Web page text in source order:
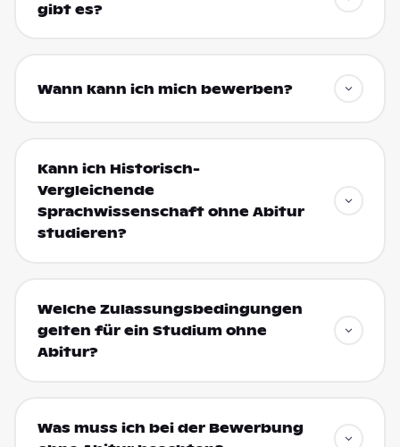
gibt es?
Wann kann ich mich bewerben?
Kann ich Historisch-
Vergleichende
Sprachwissenschaft ohne Abitur
studieren?
Welche Zulassungsbedingungen
gelten für ein Studium ohne
Abitur?
Was muss ich bei der Bewerbung